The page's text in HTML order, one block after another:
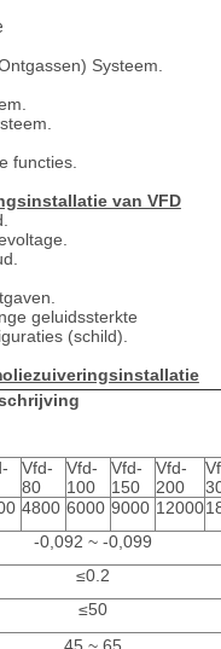
Systeem.
functies.
van VFD
geluidssterkte
(schild).
Vfd-
80
Vfd-
100
Vfd-
150
Vfd-
200
4800 6000 9000 12000
-0,092 ~ -0,099
≤0.2
≤50